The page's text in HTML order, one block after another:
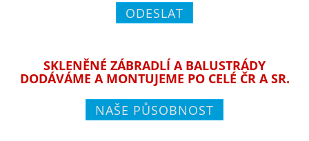
ODESLAT
SKLENĚNÉ ZÁBRADLÍ A BALUSTRÁDY
DODÁVÁME A MONTUJEME PO CELÉ ČR A SR.
NAŠE PŮSOBNOST